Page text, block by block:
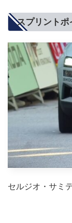
スプリント
セルジオ・サミ